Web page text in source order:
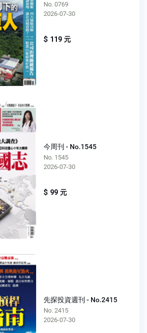
No. 0769
2026-07-30
$ 119 元
今周刊 - No.1545
No. 1545
2026-07-30
$ 99 元
先探投資週刊 - No.2415
No. 2415
2026-07-30